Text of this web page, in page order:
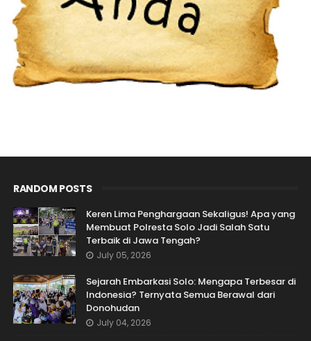
RANDOM POSTS
Keren Lima Penghargaan Sekaligus! Apa yang
Membuat Polresta Solo Jadi Salah Satu
Terbaik di Jawa Tengah?
July 05, 2026
Sejarah Embarkasi Solo: Mengapa Terbesar di
Indonesia? Ternyata Semua Berawal dari
Donohudan
July 04, 2026